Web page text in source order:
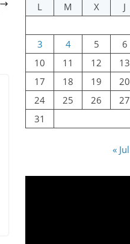
L
M X J
3
4 5 6
10
11 12 13
17
18 19 20
24
25 26 27
31
« Jul